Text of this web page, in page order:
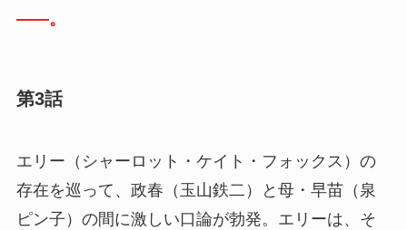
――。
第3話
エリー（シャーロット・ケイト・フォックス）の
存在を巡って、政春（玉山鉄二）と母・早苗（泉
ピン子）の間に激しい口論が勃発。エリーは、そ